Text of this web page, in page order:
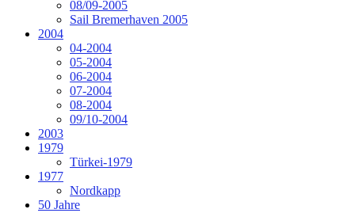
08/09-2005
Sail Bremerhaven 2005
2004
04-2004
05-2004
06-2004
07-2004
08-2004
09/10-2004
2003
1979
Türkei-1979
1977
Nordkapp
50 Jahre